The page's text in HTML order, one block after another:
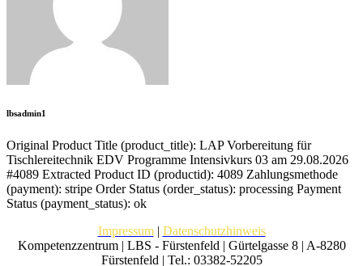
lbsadmin1
Original Product Title (product_title): LAP Vorbereitung für
Tischlereitechnik EDV Programme Intensivkurs 03 am 29.08.2026
#4089 Extracted Product ID (productid): 4089 Zahlungsmethode
(payment): stripe Order Status (order_status): processing Payment
Status (payment_status): ok
Impressum| Datenschutzhinweis
Kompetenzzentrum | LBS - Fürstenfeld | Gürtelgasse 8 | A-8280
Fürstenfeld | Tel.: 03382-52205